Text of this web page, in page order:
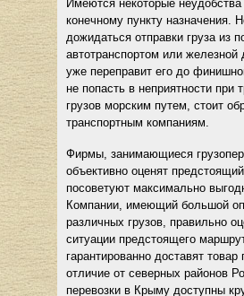
Имеются некоторые неудобства
конечному пункту назначения.
дожидаться отправки груза из
автотранспортом или железной
уже переправит его до
не попасть в неприятности при
грузов морским путем, стоит
транспортным компаниям.
Фирмы, занимающиеся
объективно оценят
посоветуют максимально
Компании, имеющий большой
различных грузов, правильно
ситуации предстоящего
гарантированно доставят
отличие от северных районов
перевозки в Крыму доступны